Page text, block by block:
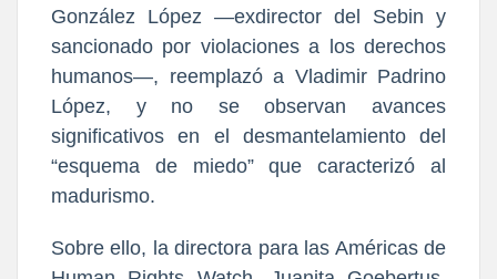
González López —exdirector del Sebin y
sancionado por violaciones a los derechos
humanos—, reemplazó a Vladimir Padrino
López, y no se observan avances
significativos en el desmantelamiento del
“esquema de miedo” que caracterizó al
madurismo.
Sobre ello, la directora para las Américas de